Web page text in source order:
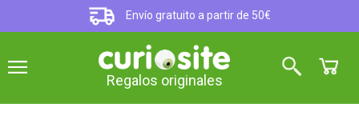
Envío gratuito a partir de 50€
Regalos originales